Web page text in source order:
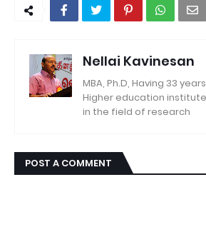
Nellai Kavinesan
MBA, Ph.D, Having 33
Higher education
in the field of research
POST A COMMENT